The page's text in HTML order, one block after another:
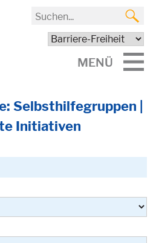
MENÜ
Selbsthilfegruppen |
Initiativen